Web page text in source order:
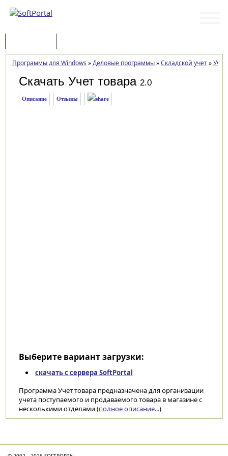
Программы для Windows »Деловые программы»Складской учет»
Скачать Учет товара 2.0
Описание Отзывы
Выберите вариант загрузки:
скачать с сервера SoftPortal
Программа Учет товара предназначена для организации
учета поступаемого и продаваемого товара в магазине с
несколькими отделами (полное описание...)